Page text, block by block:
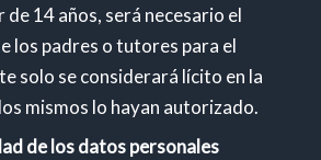
14 años, será necesario el
los padres o tutores para el
solo se considerará lícito en la
mismos lo hayan autorizado.
de los datos personales